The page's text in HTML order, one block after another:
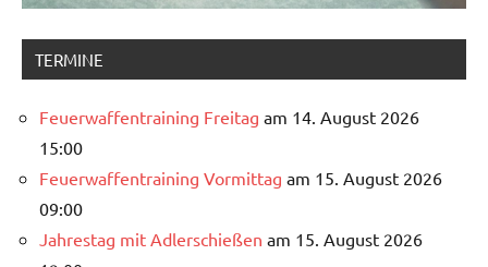
TERMINE
Feuerwaffentraining Freitag am 14. August 2026
15:00
Feuerwaffentraining Vormittag am 15. August 2026
09:00
Jahrestag mit Adlerschießen am 15. August 2026